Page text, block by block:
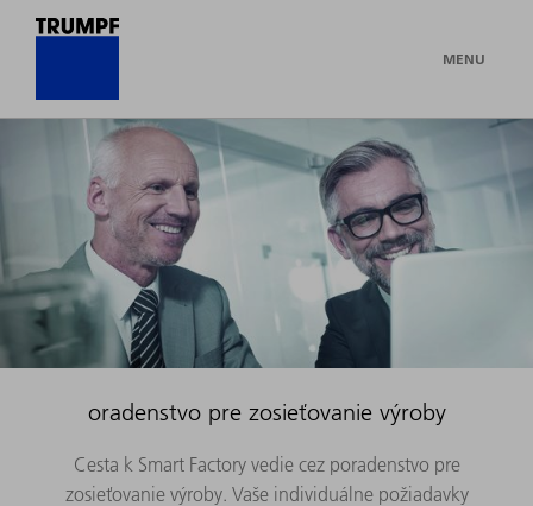
MENU
oradenstvo pre zosieťovanie výroby
Cesta k Smart Factory vedie cez poradenstvo pre
zosieťovanie výroby. Vaše individuálne požiadavky